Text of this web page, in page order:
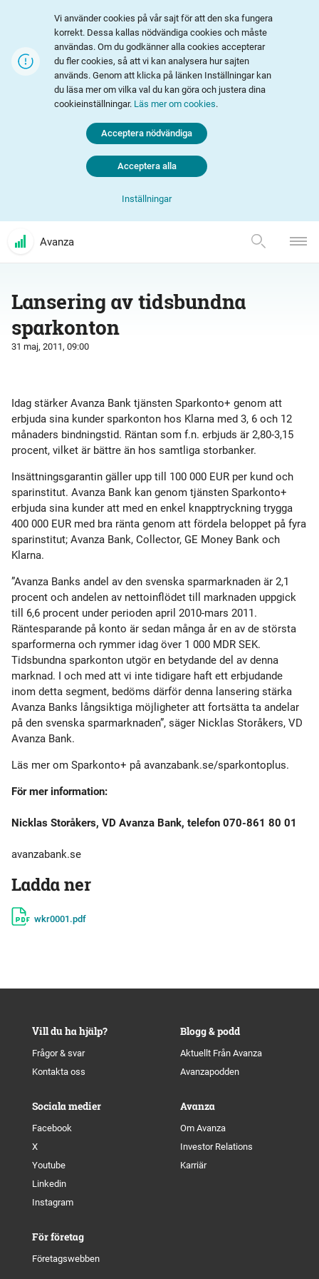
Vi använder cookies på vår sajt för att den ska fungera
korrekt. Dessa kallas nödvändiga cookies och måste
användas. Om du godkänner alla cookies accepterar
du fler cookies, så att vi kan analysera hur sajten
används. Genom att klicka på länken Inställningar kan
du läsa mer om vilka val du kan göra och justera dina
cookieinställningar. Läs mer om cookies.
Inställningar
Acceptera nödvändiga
Acceptera alla
Avanza
Lansering av tidsbundna
sparkonton
31 maj, 2011, 09:00
Idag stärker Avanza Bank tjänsten Sparkonto+ genom att
erbjuda sina kunder sparkonton hos Klarna med 3, 6 och 12
månaders bindningstid. Räntan som f.n. erbjuds är 2,80-3,15
procent, vilket är bättre än hos samtliga storbanker.
Insättningsgarantin gäller upp till 100 000 EUR per kund och
sparinstitut. Avanza Bank kan genom tjänsten Sparkonto+
erbjuda sina kunder att med en enkel knapptryckning trygga
400 000 EUR med bra ränta genom att fördela beloppet på fyra
sparinstitut; Avanza Bank, Collector, GE Money Bank och
Klarna.
”Avanza Banks andel av den svenska sparmarknaden är 2,1
procent och andelen av nettoinflödet till marknaden uppgick
till 6,6 procent under perioden april 2010-mars 2011.
Räntesparande på konto är sedan många år en av de största
sparformerna och rymmer idag över 1 000 MDR SEK.
Tidsbundna sparkonton utgör en betydande del av denna
marknad. I och med att vi inte tidigare haft ett erbjudande
inom detta segment, bedöms därför denna lansering stärka
Avanza Banks långsiktiga möjligheter att fortsätta ta andelar
på den svenska sparmarknaden”, säger Nicklas Storåkers, VD
Avanza Bank.
Läs mer om Sparkonto+ på avanzabank.se/sparkontoplus.
För mer information:
Nicklas Storåkers, VD Avanza Bank, telefon 070-861 80 01
avanzabank.se
Ladda ner
wkr0001.pdf
Vill du ha hjälp?
Frågor & svar
Kontakta oss
Blogg & podd
Aktuellt Från Avanza
Avanzapodden
Sociala medier
Facebook
X
Youtube
Linkedin
Instagram
Avanza
Om Avanza
Investor Relations
Karriär
För företag
Företagswebben